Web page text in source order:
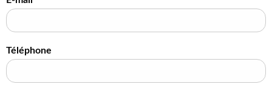
Téléphone